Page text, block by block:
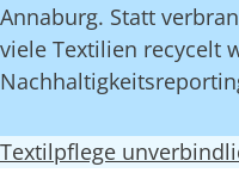
Annaburg. Statt
viele Textilien recycelt
Textilpflege